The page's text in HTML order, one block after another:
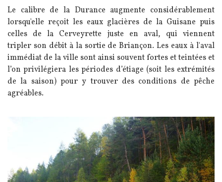
Le calibre de la Durance augmente considérablement
lorsqu'elle reçoit les eaux glacières de la Guisane puis
celles de la Cerveyrette juste en aval, qui viennent
tripler son débit à la sortie de Briançon. Les eaux à l'aval
immédiat de la ville sont ainsi souvent fortes et teintées et
l’on privilégiera les périodes d’étiage (soit les extrémités
de la saison) pour y trouver des conditions de pêche
agréables.